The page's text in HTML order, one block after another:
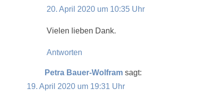
20. April 2020 um 10:35 Uhr
Vielen lieben Dank.
Antworten
Petra Bauer-Wolfram sagt:
19. April 2020 um 19:31 Uhr